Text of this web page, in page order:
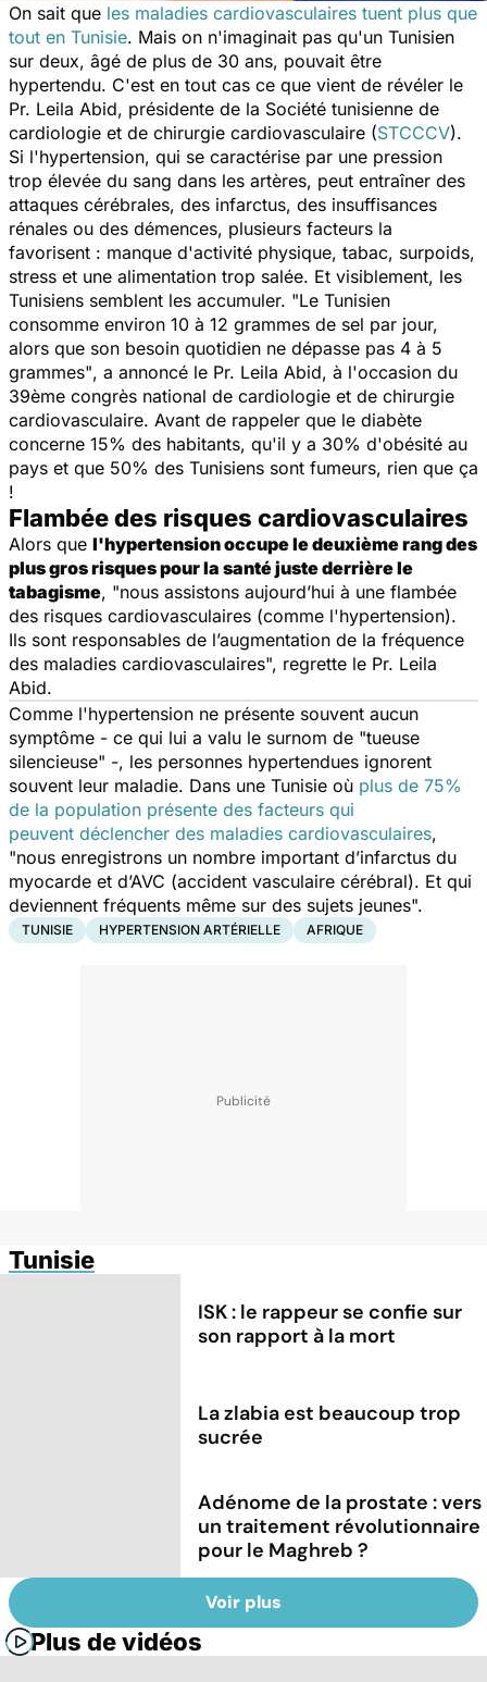
On sait que les maladies cardiovasculaires tuent plus que
tout en Tunisie. Mais on n'imaginait pas qu'un Tunisien
sur deux, âgé de plus de 30 ans, pouvait être
hypertendu. C'est en tout cas ce que vient de révéler le
Pr. Leila Abid, présidente de la Société tunisienne de
cardiologie et de chirurgie cardiovasculaire (STCCCV).
Si l'hypertension, qui se caractérise par une pression
trop élevée du sang dans les artères, peut entraîner des
attaques cérébrales, des infarctus, des insuffisances
rénales ou des démences, plusieurs facteurs la
favorisent : manque d'activité physique, tabac, surpoids,
stress et une alimentation trop salée. Et visiblement, les
Tunisiens semblent les accumuler. "Le Tunisien
consomme environ 10 à 12 grammes de sel par jour,
alors que son besoin quotidien ne dépasse pas 4 à 5
grammes", a annoncé le Pr. Leila Abid, à l'occasion du
39ème congrès national de cardiologie et de chirurgie
cardiovasculaire. Avant de rappeler que le diabète
concerne 15% des habitants, qu'il y a 30% d'obésité au
pays et que 50% des Tunisiens sont fumeurs, rien que ça
!
Flambée des risques cardiovasculaires
Alors que l'hypertension occupe le deuxième rang des
plus gros risques pour la santé juste derrière le
tabagisme, "nous assistons aujourd’hui à une flambée
des risques cardiovasculaires (comme l'hypertension).
Ils sont responsables de l’augmentation de la fréquence
des maladies cardiovasculaires", regrette le Pr. Leila
Abid.
Comme l'hypertension ne présente souvent aucun
symptôme - ce qui lui a valu le surnom de "tueuse
silencieuse" -, les personnes hypertendues ignorent
souvent leur maladie. Dans une Tunisie où plus de 75%
de la population présente des facteurs qui
peuvent déclencher des maladies cardiovasculaires,
"nous enregistrons un nombre important d’infarctus du
myocarde et d’AVC (accident vasculaire cérébral). Et qui
deviennent fréquents même sur des sujets jeunes".
TUNISIE HYPERTENSION ARTÉRIELLE AFRIQUE
Tunisie
ISK : le rappeur se confie sur
son rapport à la mort
La zlabia est beaucoup trop
sucrée
Adénome de la prostate : vers
un traitement révolutionnaire
pour le Maghreb ?
Voir plus
Plus de vidéos